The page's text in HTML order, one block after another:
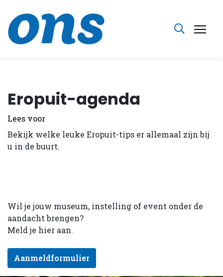
Eropuit-agenda
Lees voor
Bekijk welke leuke Eropuit-tips er allemaal zijn bij
u in de buurt.
Wil je jouw museum, instelling of event onder de
aandacht brengen?
Meld je hier aan.
Aanmeldformulier